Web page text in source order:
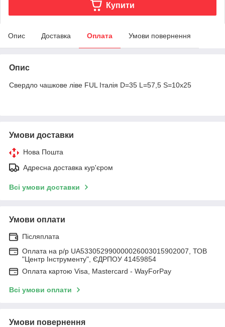
Купити
Опис Доставка Оплата Умови повернення
Опис
Свердло чашкове ліве FUL Італія D=35 L=57,5 S=10х25
Умови доставки
Нова Пошта
Адресна доставка кур'єром
Всі умови доставки
Умови оплати
Післяплата
Оплата на р/р UA533052990000026003015902007, ТОВ
"Центр Інструменту", ЄДРПОУ 41459854
Оплата картою Visa, Mastercard - WayForPay
Всі умови оплати
Умови повернення